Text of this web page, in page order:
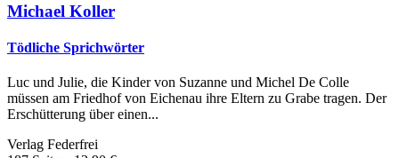
Michael Koller
Tödliche Sprichwörter
Luc und Julie, die Kinder von Suzanne und Michel De Colle
müssen am Friedhof von Eichenau ihre Eltern zu Grabe tragen. Der
Erschütterung über einen...
Verlag Federfrei